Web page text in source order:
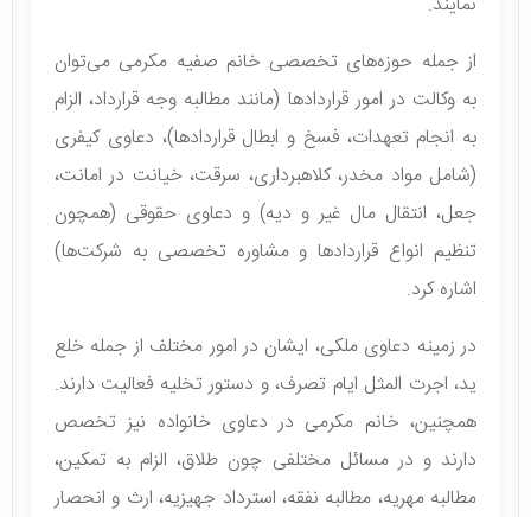
از جمله حوزه‌های تخصصی خانم صفیه مکرمی می‌توان
به وکالت در امور قراردادها (مانند مطالبه وجه قرارداد، الزام
به انجام تعهدات، فسخ و ابطال قراردادها)، دعاوی کیفری
(شامل مواد مخدر، کلاهبرداری، سرقت، خیانت در امانت،
جعل، انتقال مال غیر و دیه) و دعاوی حقوقی (همچون
تنظیم انواع قراردادها و مشاوره تخصصی به شرکت‌ها)
اشاره کرد.
در زمینه دعاوی ملکی، ایشان در امور مختلف از جمله خلع
ید، اجرت المثل ایام تصرف، و دستور تخلیه فعالیت دارند.
همچنین، خانم مکرمی در دعاوی خانواده نیز تخصص
دارند و در مسائل مختلفی چون طلاق، الزام به تمکین،
مطالبه مهریه، مطالبه نفقه، استرداد جهیزیه، ارث و انحصار